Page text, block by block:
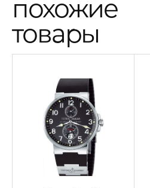
похожие
товары